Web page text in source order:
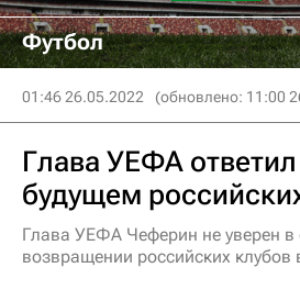
Футбол
01:46 26.05.2022 (обновлено: 11:00
Глава УЕФА
будущем
Глава УЕФА Чеферин не уверен в
возвращении российских клубов